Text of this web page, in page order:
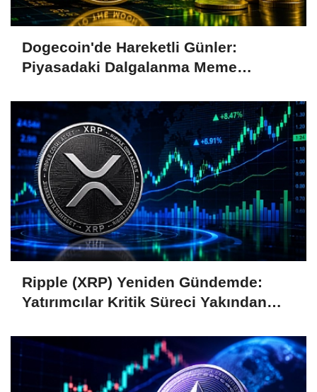
Dogecoin'de Hareketli Günler:
Piyasadaki Dalgalanma Meme
Ripple (XRP) Yeniden Gündemde:
Yatırımcılar Kritik Süreci Yakından